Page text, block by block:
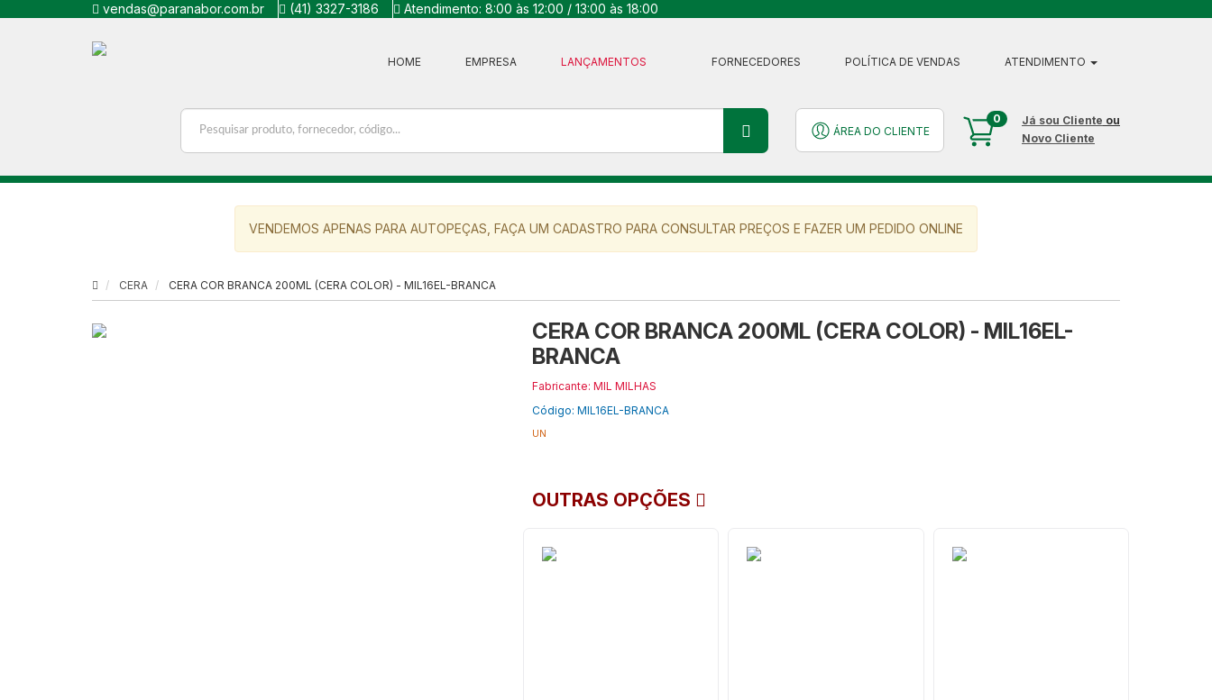
vendas@paranabor.com.br (41) 3327-3186 Atendimento: 8:00 às 12:00 / 13:00 às 18:00
HOME EMPRESA LANÇAMENTOS FORNECEDORES POLÍTICA DE VENDAS ATENDIMENTO
ÁREA DO CLIENTE
0 Já sou Cliente ou
Novo Cliente
VENDEMOS APENAS PARA AUTOPEÇAS, FAÇA UM CADASTRO PARA CONSULTAR PREÇOS E FAZER UM PEDIDO ONLINE
CERA CERA COR BRANCA 200ML (CERA COLOR) - MIL16EL-BRANCA
CERA COR BRANCA 200ML (CERA COLOR) - MIL16EL-
BRANCA
Fabricante: MIL MILHAS
Código: MIL16EL-BRANCA
UN
OUTRAS OPÇÕES